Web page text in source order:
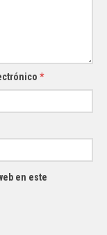
*
en este